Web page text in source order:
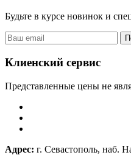
Будьте в курсе новинок и
Клиенский сервис
Представленные цены не
Адрес: г. Севастополь, наб.